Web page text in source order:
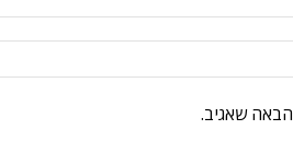
שאגיב.